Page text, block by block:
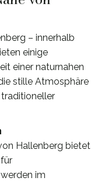
– innerhalb
einige
einer naturnahen
stille Atmosphäre
Hallenberg bietet
im